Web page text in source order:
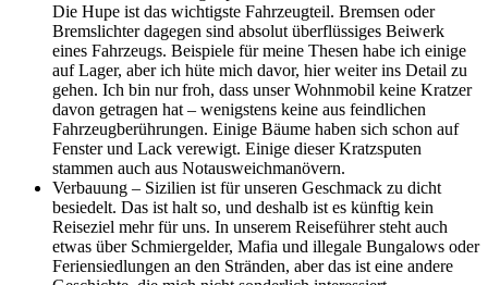
Die Hupe ist das wichtigste Fahrzeugteil. Bremsen oder
Bremslichter dagegen sind absolut überflüssiges Beiwerk
eines Fahrzeugs. Beispiele für meine Thesen habe ich einige
auf Lager, aber ich hüte mich davor, hier weiter ins Detail zu
gehen. Ich bin nur froh, dass unser Wohnmobil keine Kratzer
davon getragen hat – wenigstens keine aus feindlichen
Fahrzeugberührungen. Einige Bäume haben sich schon auf
Fenster und Lack verewigt. Einige dieser Kratzsputen
stammen auch aus Notausweichmanövern.
Verbauung – Sizilien ist für unseren Geschmack zu dicht
besiedelt. Das ist halt so, und deshalb ist es künftig kein
Reiseziel mehr für uns. In unserem Reiseführer steht auch
etwas über Schmiergelder, Mafia und illegale Bungalows oder
Feriensiedlungen an den Stränden, aber das ist eine andere